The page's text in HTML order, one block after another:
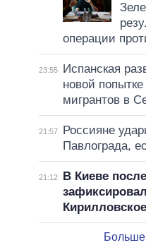
операции
23:55
Испанская
новой
мигрантов в
21:57
Россияне
Павлограда,
21:12
В Киеве
Больше